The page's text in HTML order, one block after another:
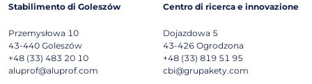
Stabilimento di Goleszów
Przemysłowa 10
43-440 Goleszów
+48 (33) 483 20 10
aluprof@aluprof.com
Centro di ricerca e innovazione
Dojazdowa 5
43-426 Ogrodzona
+48 (33) 819 51 95
cbi@grupakety.com